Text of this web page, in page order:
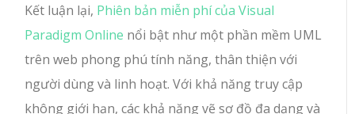
Kết luận lại, Phiên bản miễn phí của Visual
Paradigm Online nổi bật như một phần mềm UML
trên web phong phú tính năng, thân thiện với
người dùng và linh hoạt. Với khả năng truy cập
không giới hạn, các khả năng vẽ sơ đồ đa dạng và